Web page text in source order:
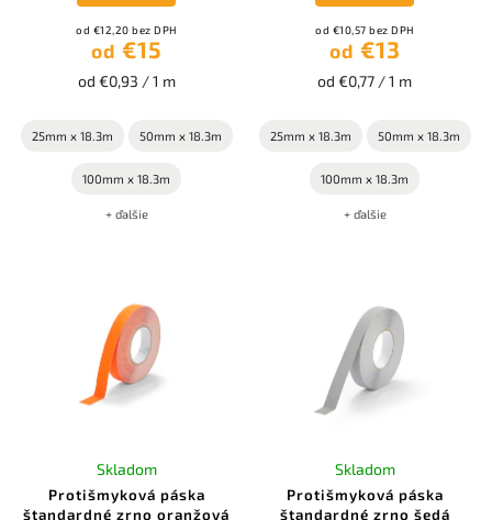
od €12,20 bez DPH
od €15
od €0,93 / 1 m
25mm x 18.3m 50mm x 18.3m
100mm x 18.3m
+ ďalšie
od €10,57 bez DPH
od €13
od €0,77 / 1 m
25mm x 18.3m 50mm x 18.3m
100mm x 18.3m
+ ďalšie
Protišmyková páska
štandardné zrno oranžová
Skladom
Protišmyková páska
štandardné zrno šedá
Skladom